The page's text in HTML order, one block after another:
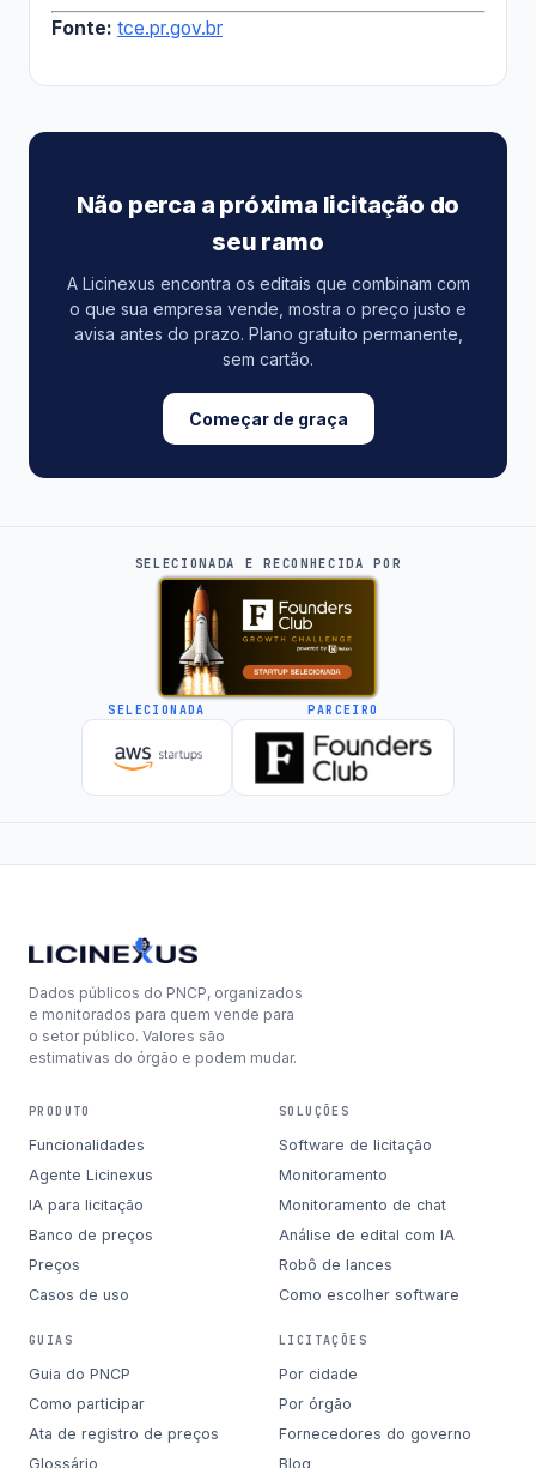
Fonte: tce.pr.gov.br
Não perca a próxima licitação do
seu ramo
A Licinexus encontra os editais que combinam com
o que sua empresa vende, mostra o preço justo e
avisa antes do prazo. Plano gratuito permanente,
sem cartão.
Começar de graça
SELECIONADA E RECONHECIDA POR
SELECIONADA PARCEIRO
Dados públicos do PNCP, organizados
e monitorados para quem vende para
o setor público. Valores são
estimativas do órgão e podem mudar.
PRODUTO
Funcionalidades
Agente Licinexus
IA para licitação
Banco de preços
Preços
Casos de uso
SOLUÇÕES
Software de licitação
Monitoramento
Monitoramento de chat
Análise de edital com IA
Robô de lances
Como escolher software
GUIAS
Guia do PNCP
Como participar
Ata de registro de preços
Glossário
LICITAÇÕES
Por cidade
Por órgão
Fornecedores do governo
Blog